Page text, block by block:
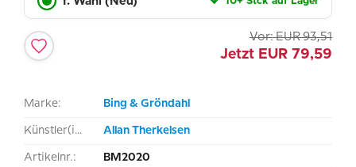
Vor: EUR 93,51
Jetzt EUR 79,59
Marke: Bing & Gröndahl
Künstler(in): Allan Therkelsen
Artikelnr.: BM2020